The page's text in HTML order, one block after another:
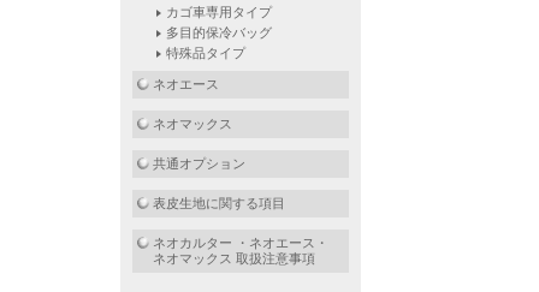
カゴ車専用タイプ
多目的保冷バッグ
特殊品タイプ
ネオエース
ネオマックス
共通オプション
表皮生地に関する項目
ネオカルター ・ネオエース・
ネオマックス 取扱注意事項